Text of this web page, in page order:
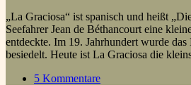
„La Graciosa“ ist spanisch und heißt
Seefahrer Jean de Béthancourt eine
entdeckte. Im 19. Jahrhundert wurde
besiedelt. Heute ist La Graciosa die
5 Kommentare